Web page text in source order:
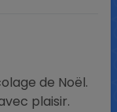
de Noël.
plaisir.